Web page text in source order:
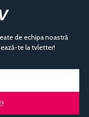
de echipa noastră
te la tvletter!